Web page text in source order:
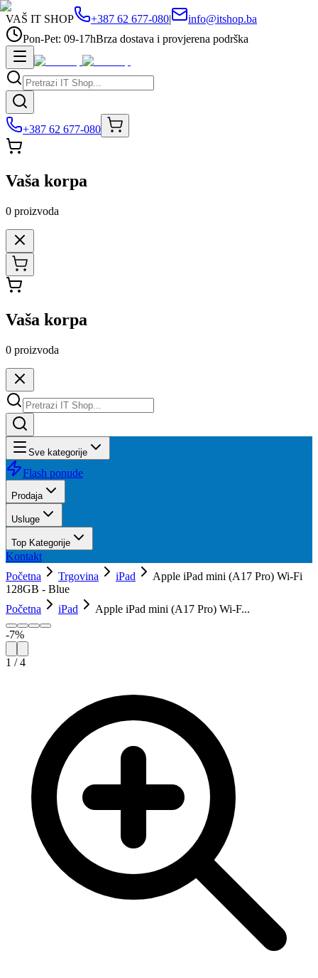
VAŠ IT SHOP +387 62 677-080|
info@itshop.ba
Pon-Pet: 09-17hBrza dostava i provjerena podrška
+387 62 677-080
Vaša korpa
0 proizvoda
Vaša korpa
0 proizvoda
Sve kategorije
Flash ponude
Prodaja
Usluge
Top Kategorije
Kontakt
Početna
Trgovina iPad
Apple iPad mini (A17 Pro) Wi-Fi
128GB - Blue
Početna
iPad Apple iPad mini (A17 Pro) Wi-F...
-7%
1 /4